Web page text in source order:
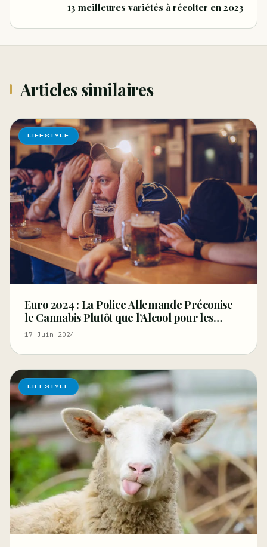
13 meilleures variétés à récolter en 2023
Articles similaires
LIFESTYLE
Euro 2024 : La Police Allemande Préconise
le Cannabis Plutôt que l’Alcool pour les
Supporters
17 Juin 2024
LIFESTYLE